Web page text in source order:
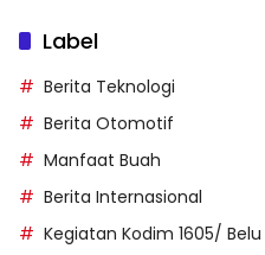
Label
Berita Teknologi
Berita Otomotif
Manfaat Buah
Berita Internasional
Kegiatan Kodim 1605/ Belu